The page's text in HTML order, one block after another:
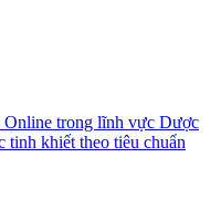
trong lĩnh vực Dược
tinh khiết theo tiêu chuẩn